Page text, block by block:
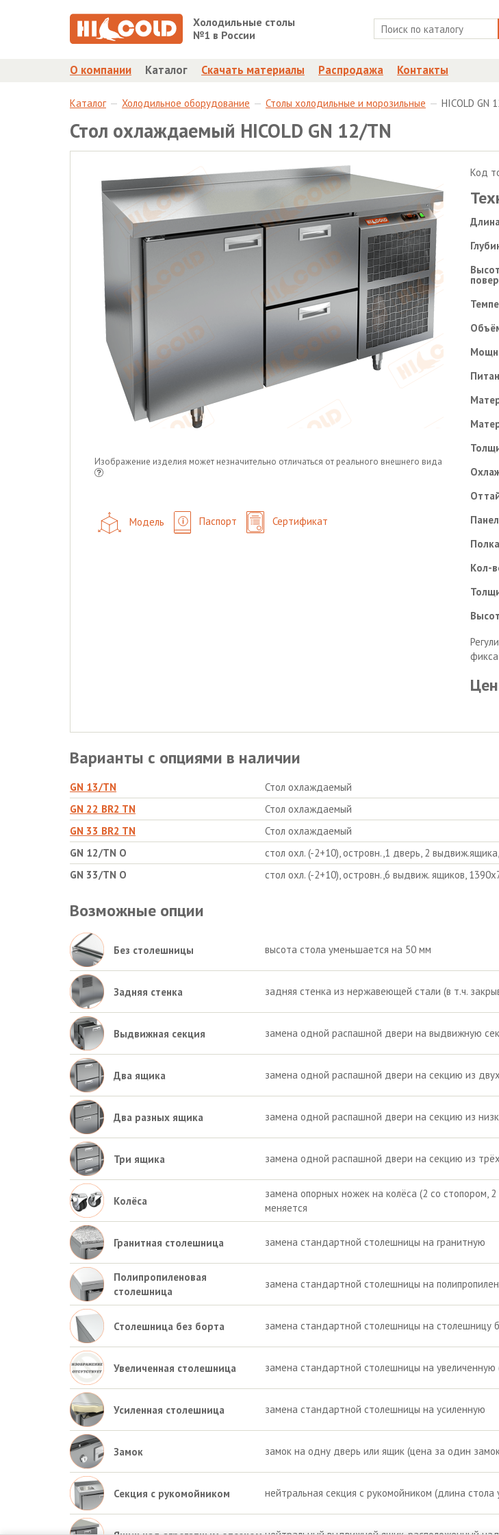
Холодильные столы
№1 в России
О компании Каталог Скачать материалы Распродажа Контакты
Каталог Холодильное оборудование Столы холодильные и морозильные HICOLD GN
Стол охлаждаемый HICOLD GN 12/TN
Изображение изделия может незначительно отличаться от реального внешнего вида
Модель Паспорт Сертификат
Код
Кол-
Варианты с опциями в наличии
GN 13/TN Стол охлаждаемый
GN 22 BR2 TN
Стол охлаждаемый
GN 33 BR2 TN
Стол охлаждаемый
GN 12/TN O
стол охл. (-2+10), островн.,1 дверь, 2
GN 33/TN О
стол охл. (-2+10), островн.,6 выдвиж. ящиков,
Возможные опции
Без столешницы высота стола уменьшается на 50 мм
Задняя стенка задняя стенка из нержавеющей стали (в т.ч.
Выдвижная секция замена одной распашной двери на выдвижную
Два ящика замена одной распашной двери на секцию из
Два разных ящика замена одной распашной двери на секцию из
Три ящика замена одной распашной двери на секцию из
Колёса
замена опорных ножек на колёса (2 со стопором,
меняется
Гранитная столешница замена стандартной столешницы на гранитную
Полипропиленовая
столешница
замена стандартной столешницы на
Столешница без борта замена стандартной столешницы на столешницу
Увеличенная столешница замена стандартной столешницы на увеличенную
Усиленная столешница замена стандартной столешницы на усиленную
Замок замок на одну дверь или ящик (цена за один
Секция с рукомойником нейтральная секция с рукомойником (длина стола